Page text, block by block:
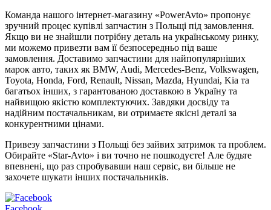
Команда нашого інтернет-магазину «PowerAvto» пропонує
зручний процес купівлі запчастин з Польщі під замовлення.
Якщо ви не знайшли потрібну деталь на українському ринку,
ми можемо привезти вам її безпосередньо під ваше
замовлення. Доставимо запчастини для найпопулярніших
марок авто, таких як BMW, Audi, Mercedes-Benz, Volkswagen,
Toyota, Honda, Ford, Renault, Nissan, Mazda, Hyundai, Kia та
багатьох інших, з гарантованою доставкою в Україну та
найвищою якістю комплектуючих. Завдяки досвіду та
надійним постачальникам, ви отримаєте якісні деталі за
конкурентними цінами.
Привезу запчастини з Польщі без зайвих затримок та проблем.
Обирайте «Star-Avto» і ви точно не пошкодуєте! Але будьте
впевнені, що раз спробувавши наш сервіс, ви більше не
захочете шукати інших постачальників.